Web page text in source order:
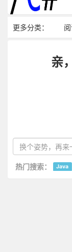
更多分类：
亲
热门搜索： Java